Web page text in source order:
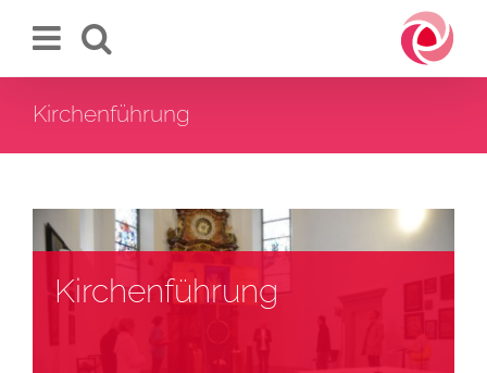
Inhalt
Kirchenführung
Kirchenführung